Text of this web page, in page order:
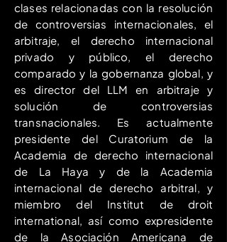
clases relacionadas con la resolución
de controversias internacionales, el
arbitraje, el derecho internacional
privado y público, el derecho
comparado y la gobernanza global, y
es director del LLM en arbitraje y
solución de controversias
transnacionales. Es actualmente
presidente del Curatorium de la
Academia de derecho internacional
de La Haya y de la Academia
internacional de derecho arbitral, y
miembro del Institut de droit
international, así como expresidente
de la Asociación Americana de